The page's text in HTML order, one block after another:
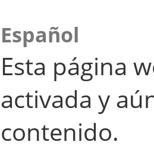
Español
Esta página
activada y
contenido.